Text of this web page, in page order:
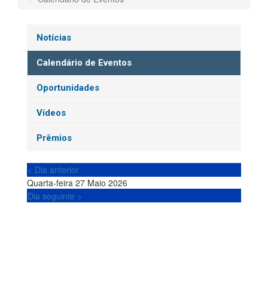
Notícias
Calendário de Eventos
Oportunidades
Vídeos
Prêmios
< Dia anterior
Quarta-feira 27 Maio 2026
Dia seguinte >